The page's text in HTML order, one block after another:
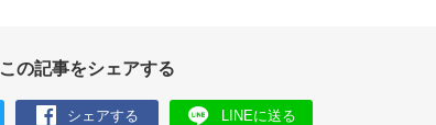
この記事をシェアする
シェアする LINEに送る